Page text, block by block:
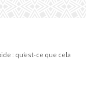
: qu’est‑ce que cela